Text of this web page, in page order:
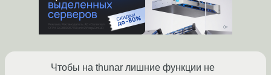
Чтобы на thunar лишние функции не